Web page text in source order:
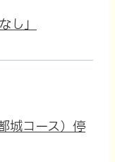
し」
城コース）停